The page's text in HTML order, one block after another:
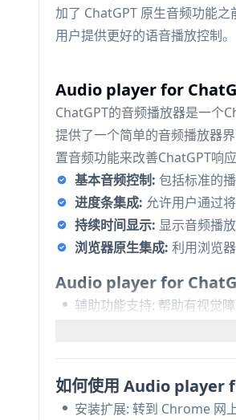
加了 ChatGPT 原生音频功能
用户提供更好的语音播放控制。
Audio player for
ChatGPT的音频播放器是一个
提供了一个简单的音频播放器
置音频功能来改善ChatGPT响
基本音频控制: 包括标准的
进度条集成: 允许用户通过
持续时间显示: 显示音频播
浏览器原生集成: 利用浏览
Audio player for
辅助功能支持: 帮助有视觉
多任务处理增强: 使用户能
优点
简单直观的界面
如何使用 Audio player
安装扩展: 转到 Chrome 网